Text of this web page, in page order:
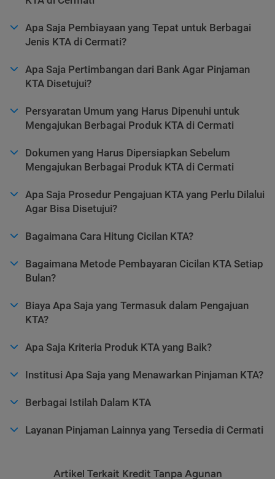
Apa Saja Pembiayaan yang Tepat untuk Berbagai
Jenis KTA di Cermati?
Apa Saja Pertimbangan dari Bank Agar Pinjaman
KTA Disetujui?
Persyaratan Umum yang Harus Dipenuhi untuk
Mengajukan Berbagai Produk KTA di Cermati
Dokumen yang Harus Dipersiapkan Sebelum
Mengajukan Berbagai Produk KTA di Cermati
Apa Saja Prosedur Pengajuan KTA yang Perlu Dilalui
Agar Bisa Disetujui?
Bagaimana Cara Hitung Cicilan KTA?
Bagaimana Metode Pembayaran Cicilan KTA Setiap
Bulan?
Biaya Apa Saja yang Termasuk dalam Pengajuan
KTA?
Apa Saja Kriteria Produk KTA yang Baik?
Institusi Apa Saja yang Menawarkan Pinjaman KTA?
Berbagai Istilah Dalam KTA
Layanan Pinjaman Lainnya yang Tersedia di Cermati
Artikel Terkait Kredit Tanpa Agunan